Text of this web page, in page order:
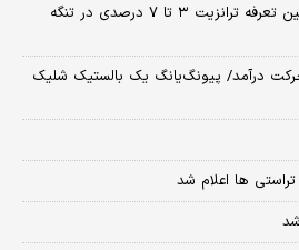
رویترز: ایران و عمان برای تعیین تعرفه ترانزیت ۳ تا ۷ درصدی در تنگه
درآمد/ پیونگ‌یانگ یک بالستیک شلیک
ها اعلام شد